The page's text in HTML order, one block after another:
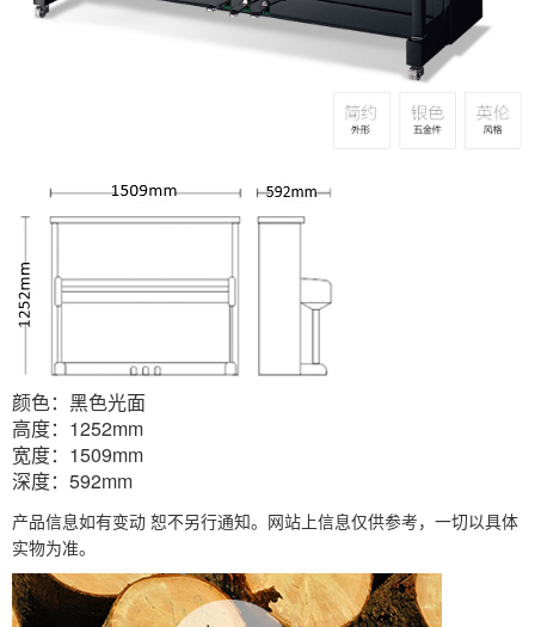
颜色：黑色光面
高度：1252mm
宽度：1509mm
深度：592mm
产品信息如有变动 恕不另行通知。网站上信息仅供参考，一切以具体
实物为准。